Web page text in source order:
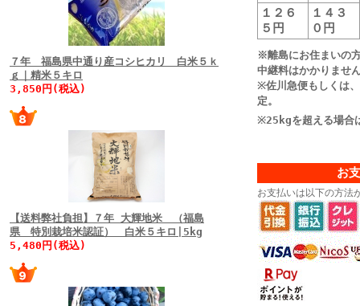
７年 福島県中通り産コシヒカリ 白米５ｋ
ｇ｜精米５キロ
3,850円(税込)
【送料弊社負担】７年 大輝地米 （福島
県 特別栽培米認証） 白米５キロ|5kg
5,480円(税込)
１２６
５円
１４３
０円
※離島にお住まいの
中継料はかかりませ
※佐川急便もしくは
定。
※25kgを超える場合
お
お支払いは以下の方法